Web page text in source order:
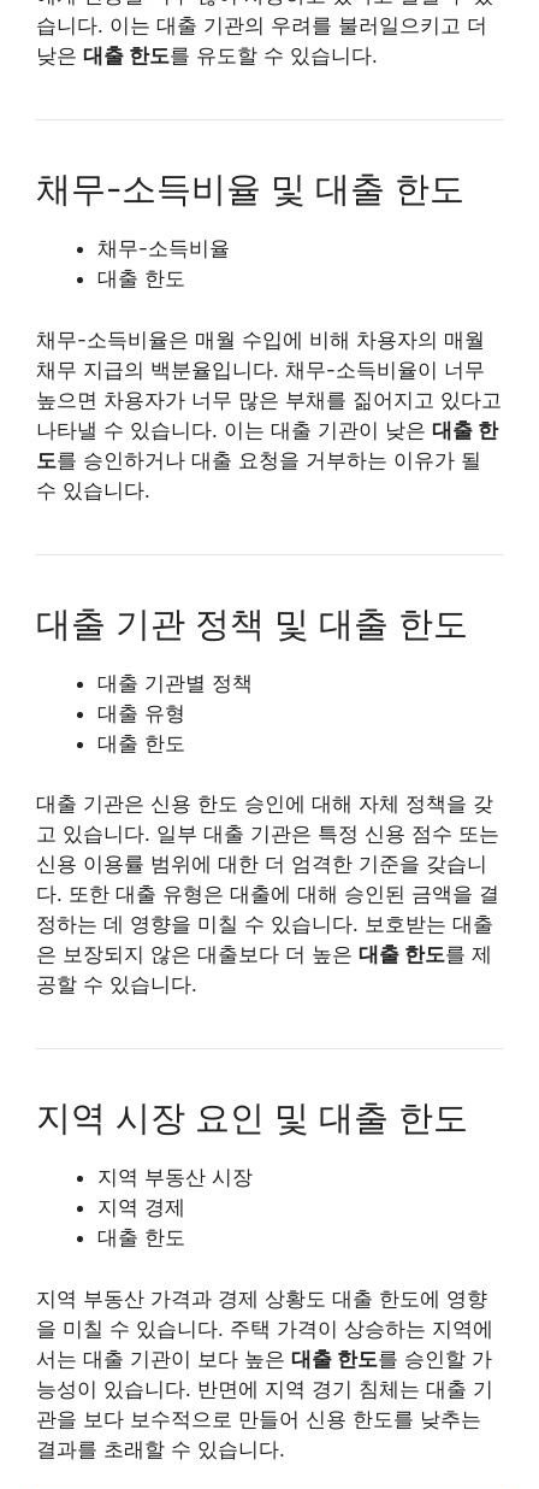
습니다. 이는 대출 기관의 우려를 불러일으키고 더
낮은 대출 한도를 유도할 수 있습니다.
채무-소득비율 및 대출 한도
채무-소득비율
대출 한도
채무-소득비율은 매월 수입에 비해 차용자의 매월
채무 지급의 백분율입니다. 채무-소득비율이 너무
높으면 차용자가 너무 많은 부채를 짊어지고 있다고
나타낼 수 있습니다. 이는 대출 기관이 낮은 대출 한
도를 승인하거나 대출 요청을 거부하는 이유가 될
수 있습니다.
대출 기관 정책 및 대출 한도
대출 기관별 정책
대출 유형
대출 한도
대출 기관은 신용 한도 승인에 대해 자체 정책을 갖
고 있습니다. 일부 대출 기관은 특정 신용 점수 또는
신용 이용률 범위에 대한 더 엄격한 기준을 갖습니
다. 또한 대출 유형은 대출에 대해 승인된 금액을 결
정하는 데 영향을 미칠 수 있습니다. 보호받는 대출
은 보장되지 않은 대출보다 더 높은 대출 한도를 제
공할 수 있습니다.
지역 시장 요인 및 대출 한도
지역 부동산 시장
지역 경제
대출 한도
지역 부동산 가격과 경제 상황도 대출 한도에 영향
을 미칠 수 있습니다. 주택 가격이 상승하는 지역에
서는 대출 기관이 보다 높은 대출 한도를 승인할 가
능성이 있습니다. 반면에 지역 경기 침체는 대출 기
관을 보다 보수적으로 만들어 신용 한도를 낮추는
결과를 초래할 수 있습니다.